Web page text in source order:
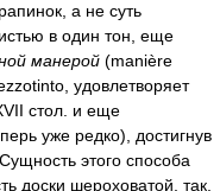
а не суть
в один тон, еще
манерой (manière
удовлетворяет
стол. и еще
уже редко), достигнув
этого способа
доски шероховатой, так,